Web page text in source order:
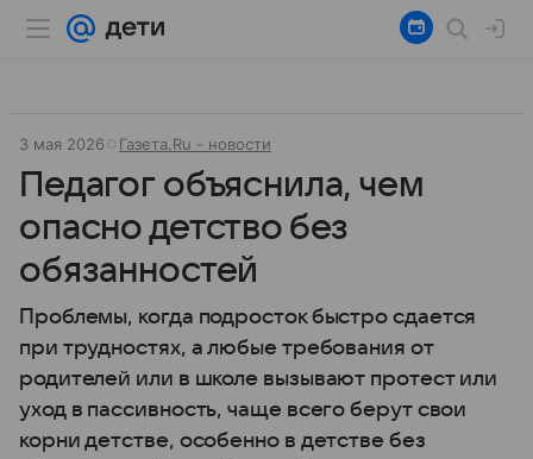
3 мая 2026 Газета.Ru - новости
Педагог объяснила, чем
опасно детство без
обязанностей
Проблемы, когда подросток быстро сдается
при трудностях, а любые требования от
родителей или в школе вызывают протест или
уход в пассивность, чаще всего берут свои
корни детстве, особенно в детстве без